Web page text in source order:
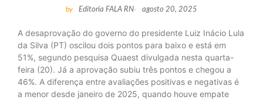
by Editoria FALA RN- agosto 20, 2025
A desaprovação do governo do presidente Luiz Inácio Lula
da Silva (PT) oscilou dois pontos para baixo e está em
51%, segundo pesquisa Quaest divulgada nesta quarta-
feira (20). Já a aprovação subiu três pontos e chegou a
46%. A diferença entre avaliações positivas e negativas é
a menor desde janeiro de 2025, quando houve empate